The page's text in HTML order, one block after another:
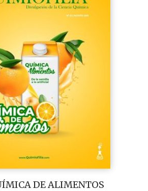
DE ALIMENTOS